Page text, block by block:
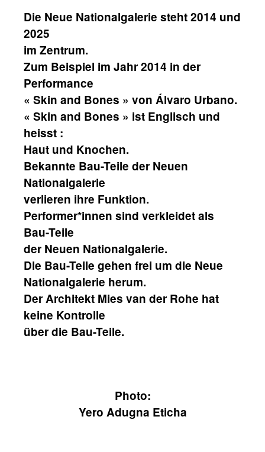
Die Neue Nationalgalerie steht 2014 und
2025
im Zentrum.
Zum Beispiel im Jahr 2014 in der
Performance
« Skin and Bones » von Álvaro Urbano.
« Skin and Bones » ist Englisch und
heisst :
Haut und Knochen.
Bekannte Bau-Teile der Neuen
Nationalgalerie
verlieren ihre Funktion.
Performer*innen sind verkleidet als
Bau-Teile
der Neuen Nationalgalerie.
Die Bau-Teile gehen frei um die Neue
Nationalgalerie herum.
Der Architekt Mies van der Rohe hat
keine Kontrolle
über die Bau-Teile.
Photo:
Yero Adugna Eticha